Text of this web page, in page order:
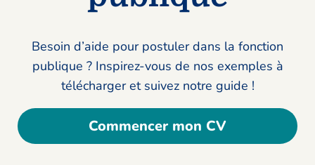
Besoin d’aide pour postuler dans la fonction
publique ? Inspirez-vous de nos exemples à
télécharger et suivez notre guide !
Commencer mon CV